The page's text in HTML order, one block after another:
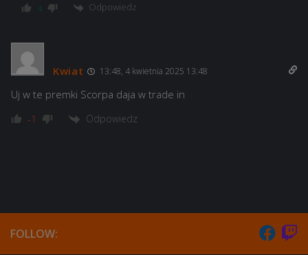
4 Odpowiedz
Kwiat 13:48, 4 kwietnia 2025 13:48
Uj w te premki Scorpa daja w trade in
-1 Odpowiedz
FOLLOW: